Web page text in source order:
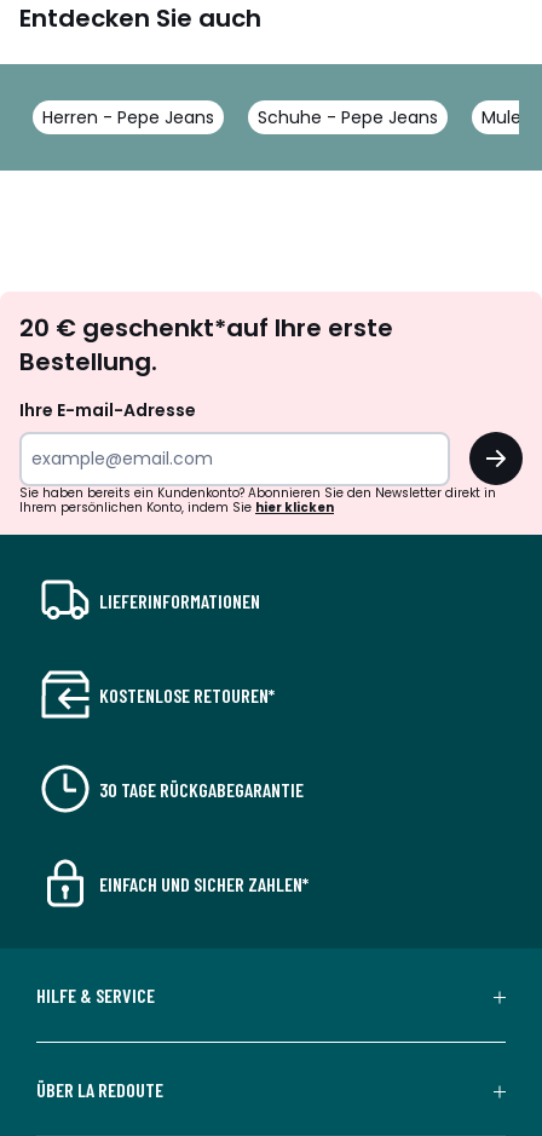
Entdecken Sie auch
Herren - Pepe Jeans Schuhe - Pepe Jeans Mules
abonnieren
20 € geschenkt*auf Ihre erste
Bestellung.
Ihre E-mail-Adresse
OK
Sie haben bereits ein Kundenkonto? Abonnieren Sie den Newsletter direkt in
Ihrem persönlichen Konto, indem Sie hier klicken
LIEFERINFORMATIONEN
KOSTENLOSE RETOUREN*
30 TAGE RÜCKGABEGARANTIE
EINFACH UND SICHER ZAHLEN*
HILFE & SERVICE
ÜBER LA REDOUTE